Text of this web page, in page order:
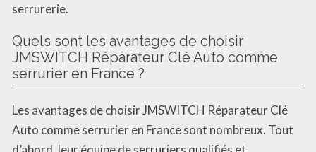
serrurerie.
Quels sont les avantages de choisir
JMSWITCH Réparateur Clé Auto comme
serrurier en France ?
Les avantages de choisir JMSWITCH Réparateur Clé
Auto comme serrurier en France sont nombreux. Tout